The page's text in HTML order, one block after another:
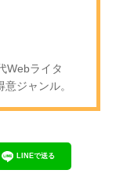
Webライタ
ジャンル。
LINEで送る